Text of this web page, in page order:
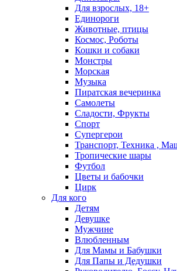
Для взрослых, 18+
Единороги
Животные, птицы
Космос, Роботы
Кошки и собаки
Монстры
Морская
Музыка
Пиратская вечеринка
Самолеты
Сладости, Фрукты
Спорт
Супергерои
Транспорт, Техника ,
Тропические шары
Футбол
Цветы и бабочки
Цирк
Для кого
Детям
Девушке
Мужчине
Влюбленным
Для Мамы и Бабушки
Для Папы и Дедушки